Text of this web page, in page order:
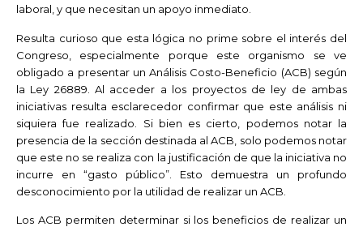
laboral, y que necesitan un apoyo inmediato.
Resulta curioso que esta lógica no prime sobre el interés del
Congreso, especialmente porque este organismo se ve
obligado a presentar un Análisis Costo-Beneficio (ACB) según
la Ley 26889. Al acceder a los proyectos de ley de ambas
iniciativas resulta esclarecedor confirmar que este análisis ni
siquiera fue realizado. Si bien es cierto, podemos notar la
presencia de la sección destinada al ACB, solo podemos notar
que este no se realiza con la justificación de que la iniciativa no
incurre en “gasto público”. Esto demuestra un profundo
desconocimiento por la utilidad de realizar un ACB.
Los ACB permiten determinar si los beneficios de realizar un